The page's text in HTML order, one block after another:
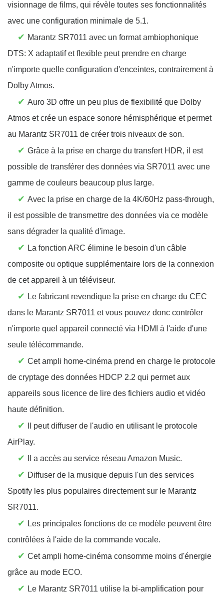
visionnage de films, qui révèle toutes ses fonctionnalités
avec une configuration minimale de 5.1.
✔ Marantz SR7011 avec un format ambiophonique
DTS: X adaptatif et flexible peut prendre en charge
n'importe quelle configuration d'enceintes, contrairement à
Dolby Atmos.
✔ Auro 3D offre un peu plus de flexibilité que Dolby
Atmos et crée un espace sonore hémisphérique et permet
au Marantz SR7011 de créer trois niveaux de son.
✔ Grâce à la prise en charge du transfert HDR, il est
possible de transférer des données via SR7011 avec une
gamme de couleurs beaucoup plus large.
✔ Avec la prise en charge de la 4K/60Hz pass-through,
il est possible de transmettre des données via ce modèle
sans dégrader la qualité d'image.
✔ La fonction ARC élimine le besoin d'un câble
composite ou optique supplémentaire lors de la connexion
de cet appareil à un téléviseur.
✔ Le fabricant revendique la prise en charge du CEC
dans le Marantz SR7011 et vous pouvez donc contrôler
n'importe quel appareil connecté via HDMI à l'aide d'une
seule télécommande.
✔ Cet ampli home-cinéma prend en charge le protocole
de cryptage des données HDCP 2.2 qui permet aux
appareils sous licence de lire des fichiers audio et vidéo
haute définition.
✔
Il peut diffuser de l'audio en utilisant le protocole
AirPlay.
✔ Il a accès au service réseau Amazon Music.
✔ Diffuser de la musique depuis l'un des services
Spotify les plus populaires directement sur le Marantz
SR7011.
✔ Les principales fonctions de ce modèle peuvent être
contrôlées à l'aide de la commande vocale.
✔ Cet ampli home-cinéma consomme moins d'énergie
grâce au mode ECO.
✔ Le Marantz SR7011 utilise la bi-amplification pour